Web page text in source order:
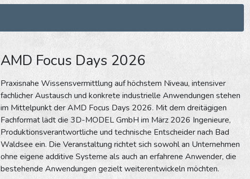
AMD Focus Days 2026
Praxisnahe Wissensvermittlung auf höchstem Niveau, intensiver
fachlicher Austausch und konkrete industrielle Anwendungen stehen
im Mittelpunkt der AMD Focus Days 2026. Mit dem dreitägigen
Fachformat lädt die 3D-MODEL GmbH im März 2026 Ingenieure,
Produktionsverantwortliche und technische Entscheider nach Bad
Waldsee ein. Die Veranstaltung richtet sich sowohl an Unternehmen
ohne eigene additive Systeme als auch an erfahrene Anwender, die
bestehende Anwendungen gezielt weiterentwickeln möchten.